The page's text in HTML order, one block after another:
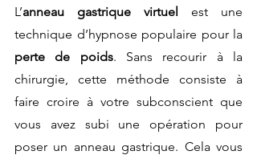
L’anneau gastrique virtuel est une
perte de poids. Sans recourir à la
chirurgie, cette méthode consiste à
faire croire à votre subconscient que
vous avez subi une opération pour
poser un anneau gastrique. Cela vous